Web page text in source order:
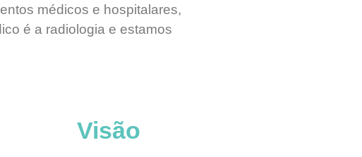
médicos e hospitalares,
é a radiologia e estamos
Visão